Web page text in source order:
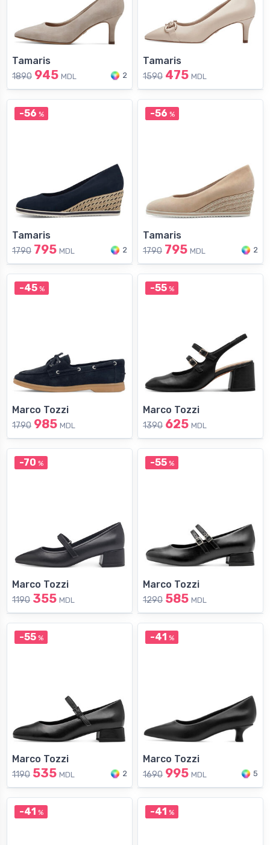
Tamaris
1890 945 MDL 2
Tamaris
1590 475 MDL
-56 %
Tamaris
1790 795 MDL 2
-56 %
Tamaris
1790 795 MDL 2
-45%
Marco Tozzi
1790 985 MDL
-55%
Marco Tozzi
1390 625 MDL
-70 %
Marco Tozzi
1190 355 MDL
-55%
Marco Tozzi
1290 585 MDL
-55%
Marco Tozzi
1190 535 MDL 2
-41 %
Marco Tozzi
1690 995 MDL 5
-41 % -41 %